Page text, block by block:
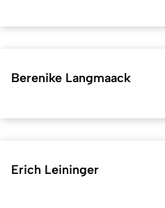
Berenike Langmaack
Erich Leininger